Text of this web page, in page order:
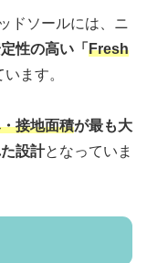
ドソールには、ニ
性の高い「 Fresh
ます。
接地面積が最も大
設計となっていま